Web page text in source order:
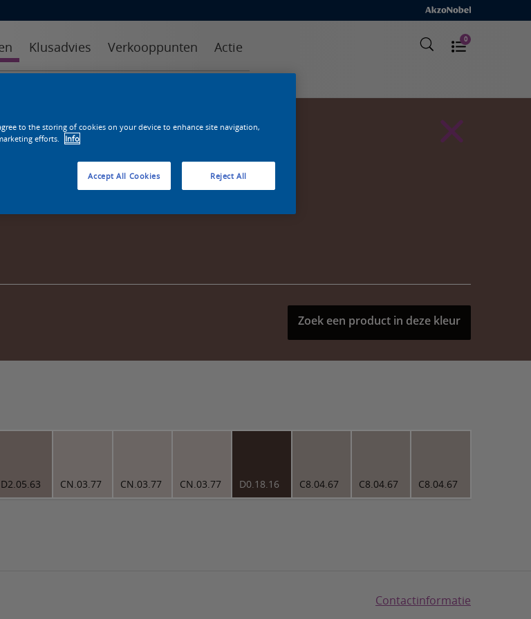
Klusadvies Verkooppunten Actie 0
Zoek een product in deze kleur
D2.05.63 CN.03.77 CN.03.77 CN.03.77 D0.18.16 C8.04.67 C8.04.67 C8.04.67
Contactinformatie
to the storing of cookies on your device to enhance site navigation,
efforts.
Info
Reject All
Accept All Cookies